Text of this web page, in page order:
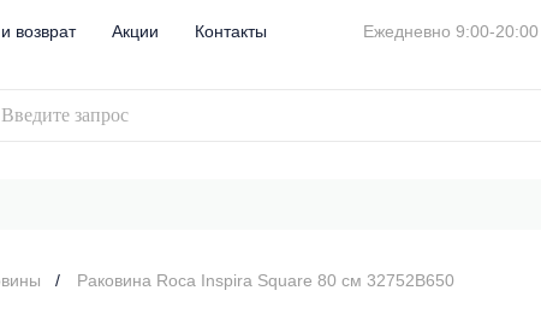
возврат Акции Контакты Ежедневно 9:00-20:00
Раковина Roca Inspira Square 80 см 32752B650